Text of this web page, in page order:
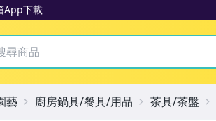
App下載
拍賣
藝 廚房鍋具/餐具/用品 茶具/茶盤